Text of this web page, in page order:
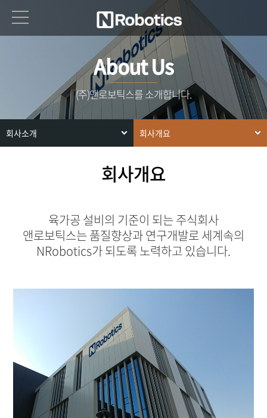
About Us
(주)앤로보틱스를 소개합니다.
회사소개 회사개요
회사개요
육가공 설비의 기준이 되는 주식회사
앤로보틱스는 품질향상과 연구개발로 세계속의
NRobotics가 되도록 노력하고 있습니다.